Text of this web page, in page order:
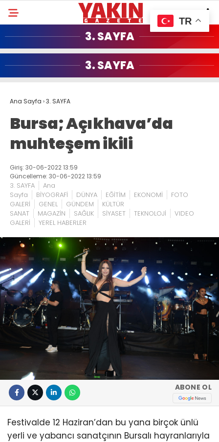
3. SAYFA
3. SAYFA
Ana Sayfa ›3. SAYFA
Bursa; Açıkhava’da
muhteşem ikili
Giriş: 30-06-2022 13:59
Güncelleme: 30-06-2022 13:59
3. SAYFA
Ana
Sayfa
BİYOGRAFİ DÜNYA EĞİTİM EKONOMİ
FOTO
GALERİ
GENEL GÜNDEM
KÜLTÜR
SANAT
MAGAZİN SAĞLIK SİYASET TEKNOLOJİ
VIDEO
GALERİ
YEREL HABERLER
ABONE OL
Festivalde 12 Haziran’dan bu yana birçok ünlü
yerli ve yabancı sanatçının Bursalı hayranlarıyla
TR